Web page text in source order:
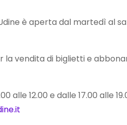
è aperta dal martedì al
vendita di biglietti e
alle 12.00 e dalle 17.00 alle